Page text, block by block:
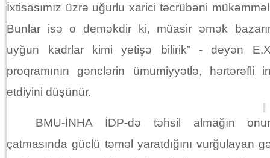
İxtisasımız üzrə uğurlu xarici təcrübəni
Bunlar isə o deməkdir ki, müasir əmək
uyğun kadrlar kimi yetişə bilirik” - deyən
proqramının gənclərin ümumiyyətlə, hərtərəfli
etdiyini düşünür.
BMU-İNHA İDP-də təhsil almağın
çatmasında güclü təməl yaratdığını vurğulayan